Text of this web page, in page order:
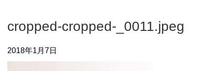
cropped-cropped-_0011.jpeg
2018年1月7日